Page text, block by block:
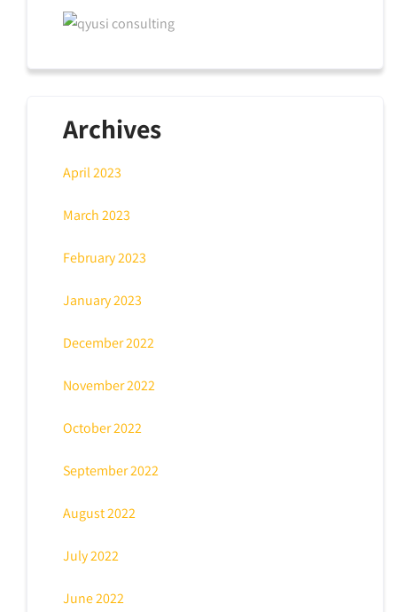
Archives
April 2023
March 2023
February 2023
January 2023
December 2022
November 2022
October 2022
September 2022
August 2022
July 2022
June 2022